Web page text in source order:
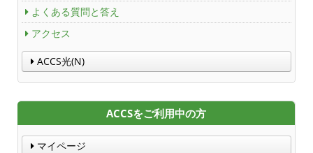
よくある質問と答え
アクセス
ACCS光(N)
ACCSをご利用中の方
マイページ